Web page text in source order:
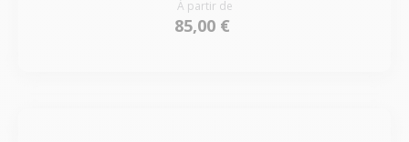
À partir de
85,00 €